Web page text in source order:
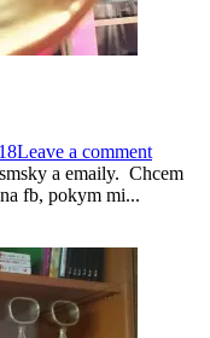
Leave a comment
a emaily. Chcem
fb, pokym mi...